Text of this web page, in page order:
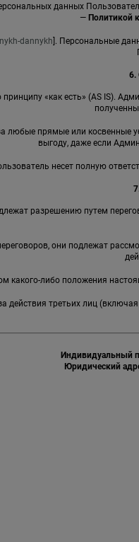
данных
— Политикой
dannykh]. Персональные
6.
«как есть» (AS IS).
любые прямые или
выгоду, даже если
несет полную
разрешению путем
они подлежат
какого-либо положения
действия третьих лиц
Индивидуальный
Юридический